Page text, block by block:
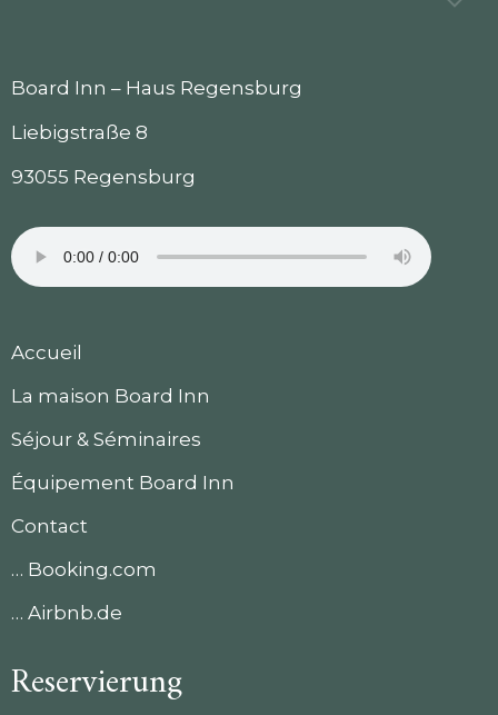
Board Inn – Haus Regensburg
Liebigstraße 8
93055 Regensburg
Accueil
La maison Board Inn
Séjour & Séminaires
Équipement Board Inn
Contact
… Booking.com
… Airbnb.de
Reservierung